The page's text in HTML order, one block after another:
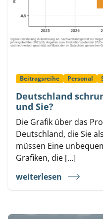
Beitragsreihe Personal
Deutschland
und Sie?
Die Grafik über das
Deutschland, die Sie
müssen Eine
Grafiken, die […]
weiterlesen